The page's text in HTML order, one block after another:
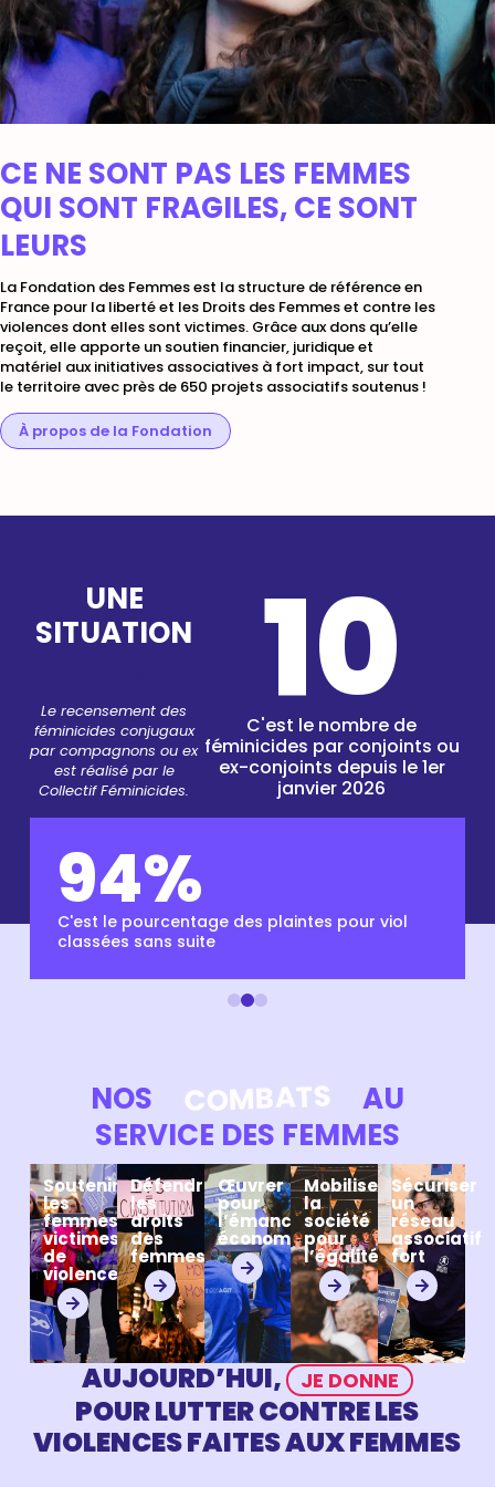
CE NE SONT PAS LES FEMMES
QUI SONT FRAGILES, CE SONT
LEURS
La Fondation des Femmes est la structure de référence en
France pour la liberté et les Droits des Femmes et contre les
violences dont elles sont victimes. Grâce aux dons qu’elle
reçoit, elle apporte un soutien financier, juridique et
matériel aux initiatives associatives à fort impact, sur tout
le territoire avec près de 650 projets associatifs soutenus !
À propos de la Fondation
UNE
SITUATION
Le recensement des
féminicides conjugaux
par compagnons ou ex
est réalisé par le
Collectif Féminicides.
C'est le nombre de
féminicides par conjoints ou
ex-conjoints depuis le 1er
janvier 2026
17
C'est le pourcentage des plaintes pour viol
classées sans suite
94%
NOS COMBATS
AU
SERVICE DES FEMMES
Soutenir
les
femmes
victimes
de
violences
Défendre
les
droits
des
femmes
Œuvrer
pour
l’émancipation
économique
Mobiliser
la
société
pour
l’égalité
Sécuriser
un
réseau
associatif
fort
AUJOURD’HUI, JE DONNE
POUR LUTTER CONTRE LES
VIOLENCES FAITES AUX FEMMES